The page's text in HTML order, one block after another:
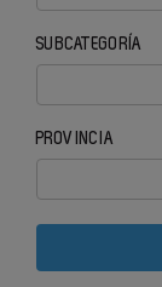
SUBCATEGORÍA
PROVINCIA